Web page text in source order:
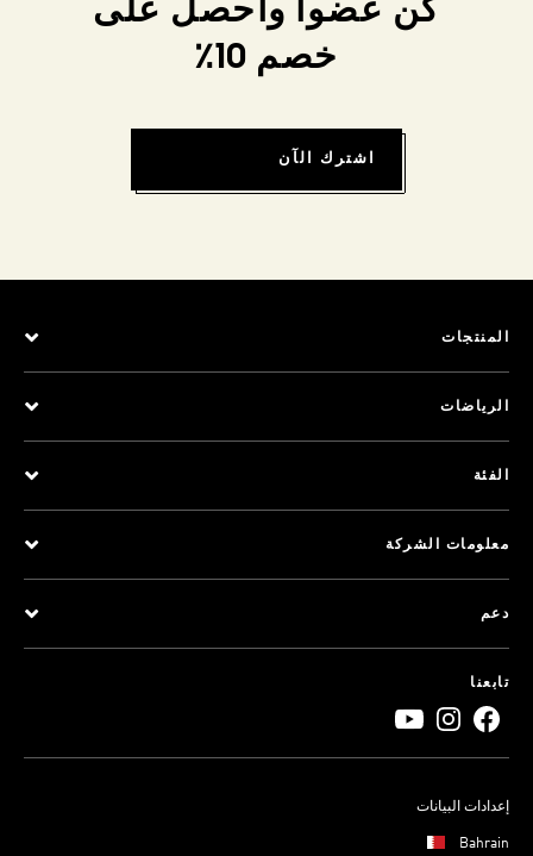
كن عضواً واحصل على
خصم 10٪
اشترك الآن
المنتجات
الرياضات
الفئة
معلومات الشركة
دعم
تابعنا
إعدادات البيانات
Bahrain